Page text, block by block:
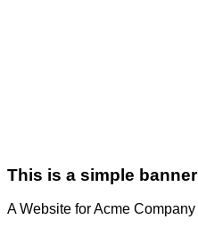
This is a simple banner
A Website for Acme Company